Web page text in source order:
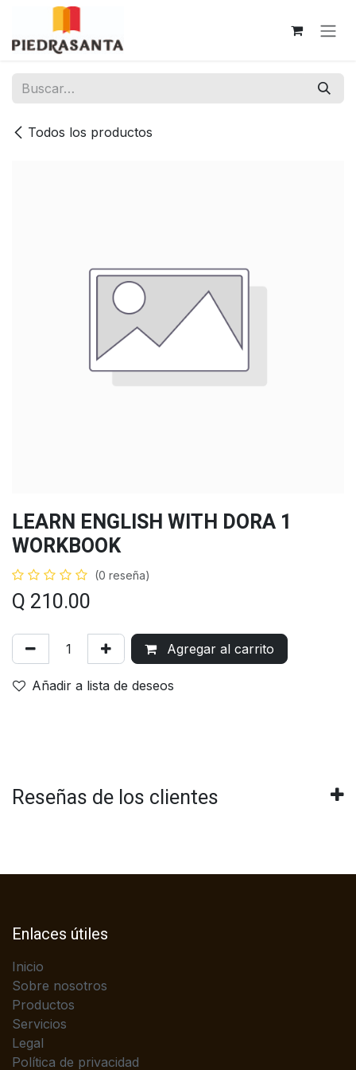
Ir al contenido
Todos los productos
LEARN ENGLISH WITH DORA 1
WORKBOOK
(0 reseña)
Q 210.00
Agregar al carrito
Añadir a lista de deseos
Reseñas de los clientes
Enlaces útiles
Inicio
Sobre nosotros
Productos
Servicios
Legal
Política de privacidad